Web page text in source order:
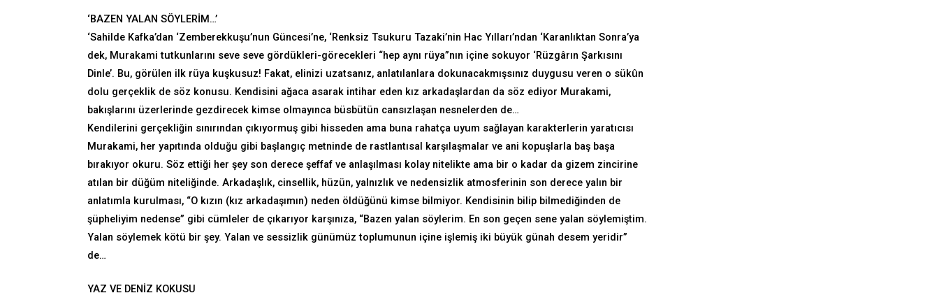
‘BAZEN YALAN SÖYLERİM…’
‘Sahilde Kafka’dan ‘Zemberekkuşu’nun Güncesi’ne, ‘Renksiz Tsukuru Tazaki’nin Hac Yılları’ndan ‘Karanlıktan Sonra’ya
dek, Murakami tutkunlarını seve seve gördükleri-görecekleri “hep aynı rüya”nın içine sokuyor ‘Rüzgârın Şarkısını
Dinle’. Bu, görülen ilk rüya kuşkusuz! Fakat, elinizi uzatsanız, anlatılanlara dokunacakmışsınız duygusu veren o sükûn
dolu gerçeklik de söz konusu. Kendisini ağaca asarak intihar eden kız arkadaşlardan da söz ediyor Murakami,
bakışlarını üzerlerinde gezdirecek kimse olmayınca büsbütün cansızlaşan nesnelerden de…
Kendilerini gerçekliğin sınırından çıkıyormuş gibi hisseden ama buna rahatça uyum sağlayan karakterlerin yaratıcısı
Murakami, her yapıtında olduğu gibi başlangıç metninde de rastlantısal karşılaşmalar ve ani kopuşlarla baş başa
bırakıyor okuru. Söz ettiği her şey son derece şeffaf ve anlaşılması kolay nitelikte ama bir o kadar da gizem zincirine
atılan bir düğüm niteliğinde. Arkadaşlık, cinsellik, hüzün, yalnızlık ve nedensizlik atmosferinin son derece yalın bir
anlatımla kurulması, “O kızın (kız arkadaşımın) neden öldüğünü kimse bilmiyor. Kendisinin bilip bilmediğinden de
şüpheliyim nedense” gibi cümleler de çıkarıyor karşınıza, “Bazen yalan söylerim. En son geçen sene yalan söylemiştim.
Yalan söylemek kötü bir şey. Yalan ve sessizlik günümüz toplumunun içine işlemiş iki büyük günah desem yeridir”
de…
YAZ VE DENİZ KOKUSU